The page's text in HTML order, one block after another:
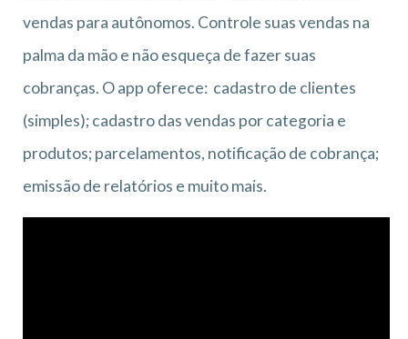
vendas para autônomos. Controle suas vendas na
palma da mão e não esqueça de fazer suas
cobranças. O app oferece: cadastro de clientes
(simples); cadastro das vendas por categoria e
produtos; parcelamentos, notificação de cobrança;
emissão de relatórios e muito mais.